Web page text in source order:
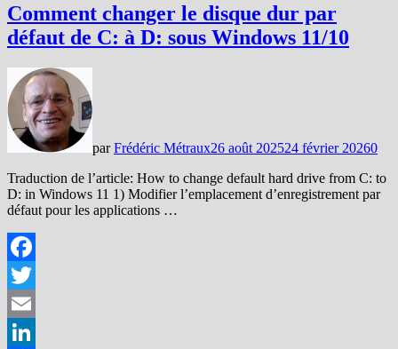
Comment changer le disque dur par
défaut de C: à D: sous Windows 11/10
parFrédéric Métraux26 août 202524 février 20260
Traduction de l’article: How to change default hard drive from C: to
D: in Windows 11 1) Modifier l’emplacement d’enregistrement par
défaut pour les applications …
Facebook
Twitter
Email